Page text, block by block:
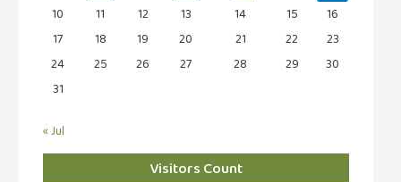
10
11 12 13 14 15
16
17
18 19 20 21 22
23
24
25 26 27 28 29
30
31
« Jul
Visitors Count